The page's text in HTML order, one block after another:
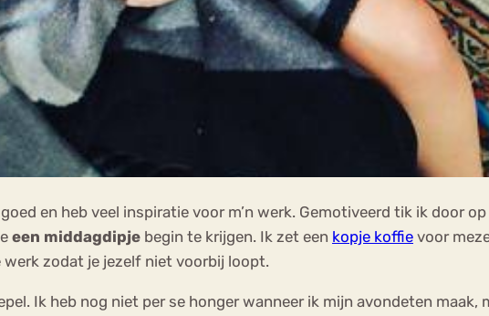
en heb veel inspiratie voor m’n werk. Gemotiveerd tik ik door
een middagdipje begin te krijgen. Ik zet een kopje koffie voor
werk zodat je jezelf niet voorbij loopt.
Ik heb nog niet per se honger wanneer ik mijn avondeten